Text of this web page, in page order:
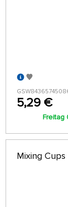
5,29 €
Freitag
Mixing Cups